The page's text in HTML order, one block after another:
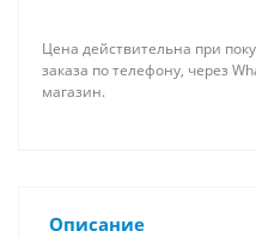
Цена действительна при
заказа по телефону, через
магазин.
Описание